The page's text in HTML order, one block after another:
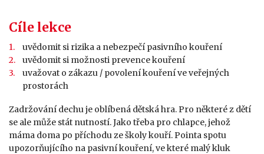
Cíle lekce
uvědomit si rizika a nebezpečí pasivního kouření
uvědomit si možnosti prevence kouření
uvažovat o zákazu / povolení kouření ve veřejných
prostorách
Zadržování dechu je oblíbená dětská hra. Pro některé z dětí
se ale může stát nutností. Jako třeba pro chlapce, jehož
máma doma po příchodu ze školy kouří. Pointa spotu
upozorňujícího na pasivní kouření, ve které malý kluk